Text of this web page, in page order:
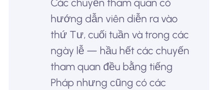
Các chuyến tham quan có
hướng dẫn viên diễn ra vào
thứ Tư, cuối tuần và trong các
ngày lễ — hầu hết các chuyến
tham quan đều bằng tiếng
Pháp nhưng cũng có các